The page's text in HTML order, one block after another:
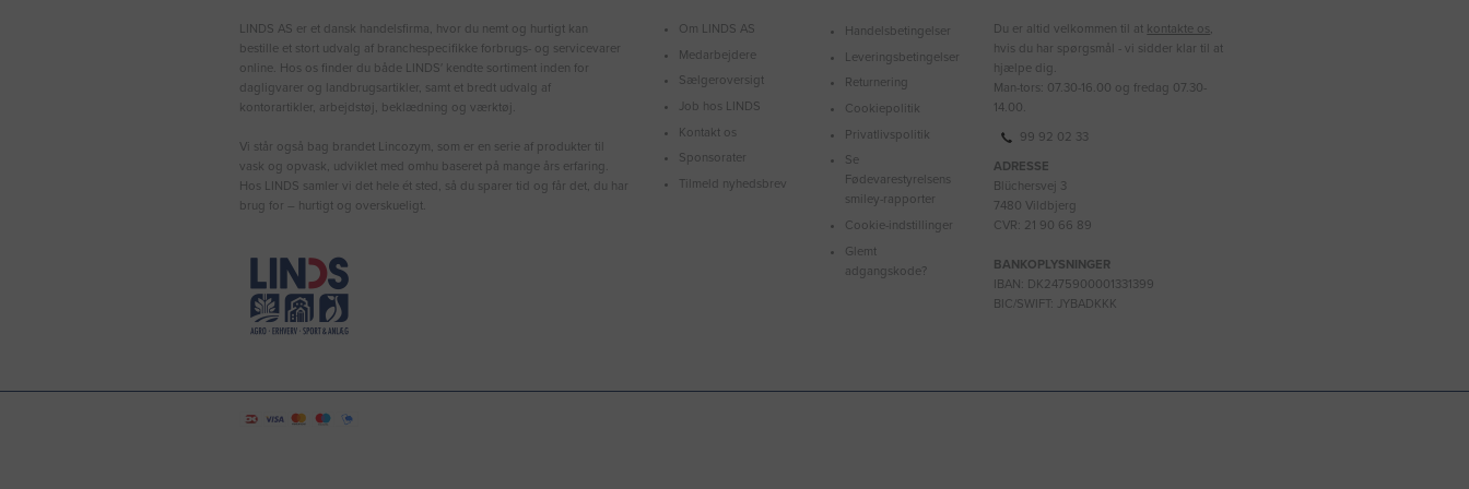
LINDS AS er et dansk handelsfirma, hvor du nemt og hurtigt kan
bestille et stort udvalg af branchespecifikke forbrugs- og servicevarer
online. Hos os finder du både LINDS′ kendte sortiment inden for
dagligvarer og landbrugsartikler, samt et bredt udvalg af
kontorartikler, arbejdstøj, beklædning og værktøj.
Vi står også bag brandet Lincozym, som er en serie af produkter til
vask og opvask, udviklet med omhu baseret på mange års erfaring.
Hos LINDS samler vi det hele ét sted, så du sparer tid og får det, du har
brug for – hurtigt og overskueligt.
Om LINDS AS
Medarbejdere
Sælgeroversigt
Job hos LINDS
Kontakt os
Sponsorater
Tilmeld nyhedsbrev
Handelsbetingelser
Leveringsbetingelser
Returnering
Cookiepolitik
Privatlivspolitik
Se
Fødevarestyrelsens
smiley-rapporter
Cookie-indstillinger
Glemt
adgangskode?
Du er altid velkommen til at kontakte os,
hvis du har spørgsmål - vi sidder klar til at
hjælpe dig.
Man-tors: 07.30-16.00 og fredag 07.30-
14.00.
99 92 02 33
ADRESSE
Blüchersvej 3
7480 Vildbjerg
CVR: 21 90 66 89
BANKOPLYSNINGER
IBAN: DK2475900001331399
BIC/SWIFT: JYBADKKK